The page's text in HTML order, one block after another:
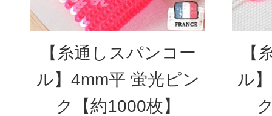
【糸通しスパンコー
ル】4mm平 蛍光ピン
ク【約1000枚】
【
ル